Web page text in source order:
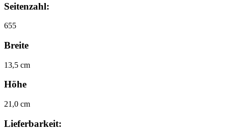
Seitenzahl:
655
Breite
13,5 cm
Höhe
21,0 cm
Lieferbarkeit: